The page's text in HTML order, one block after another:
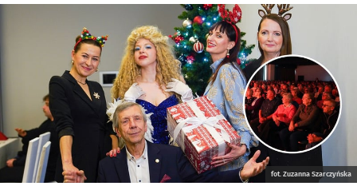
fot. Zuzanna Szarczyńska